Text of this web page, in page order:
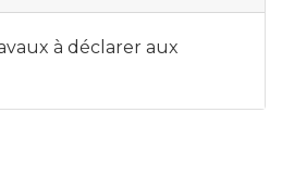
à déclarer aux